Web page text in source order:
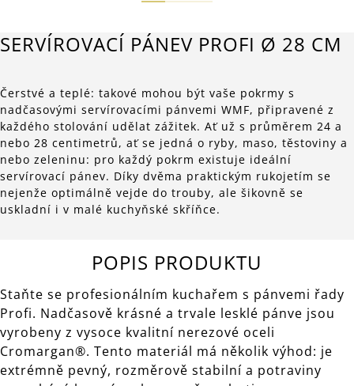
SERVÍROVACÍ PÁNEV PROFI Ø 28 CM
Čerstvé a teplé: takové mohou být vaše pokrmy s
nadčasovými servírovacími pánvemi WMF, připravené z
každého stolování udělat zážitek. Ať už s průměrem 24 a
nebo 28 centimetrů, ať se jedná o ryby, maso, těstoviny a
nebo zeleninu: pro každý pokrm existuje ideální
servírovací pánev. Díky dvěma praktickým rukojetím se
nejenže optimálně vejde do trouby, ale šikovně se
uskladní i v malé kuchyňské skříňce.
POPIS PRODUKTU
Staňte se profesionálním kuchařem s pánvemi řady
Profi. Nadčasově krásné a trvale lesklé pánve jsou
vyrobeny z vysoce kvalitní nerezové oceli
Cromargan®. Tento materiál má několik výhod: je
extrémně pevný, rozměrově stabilní a potraviny